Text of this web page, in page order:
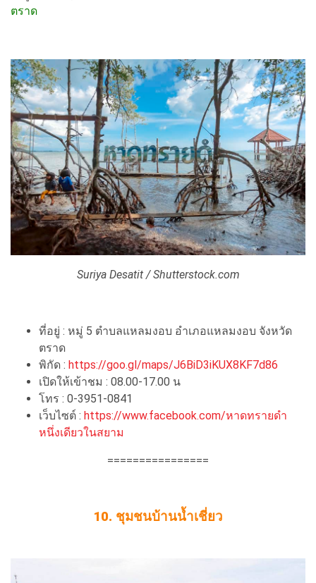
ตราด
Suriya Desatit / Shutterstock.com
ที่อยู่ : หมู่ 5 ตำบลแหลมงอบ อำเภอแหลมงอบ จังหวัด
ตราด
พิกัด : https://goo.gl/maps/J6BiD3iKUX8KF7d86
เปิดให้เข้าชม : 08.00-17.00 น
โทร : 0-3951-0841
เว็บไซต์ : https://www.facebook.com/หาดทรายดำ
หนึ่งเดียวในสยาม
================
10. ชุมชนบ้านน้ำเชี่ยว